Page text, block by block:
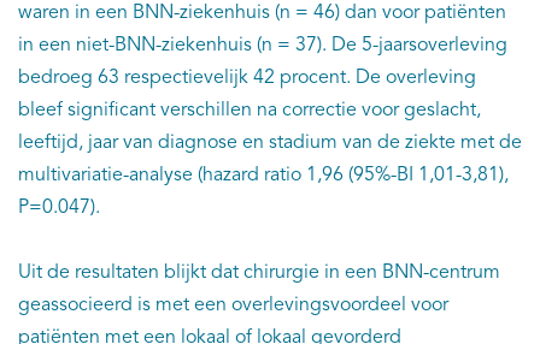
waren in een BNN-ziekenhuis (n = 46) dan voor patiënten
in een niet-BNN-ziekenhuis (n = 37). De 5-jaarsoverleving
bedroeg 63 respectievelijk 42 procent. De overleving
bleef significant verschillen na correctie voor geslacht,
leeftijd, jaar van diagnose en stadium van de ziekte met de
multivariatie-analyse (hazard ratio 1,96 (95%-BI 1,01-3,81),
P=0.047).
Uit de resultaten blijkt dat chirurgie in een BNN-centrum
geassocieerd is met een overlevingsvoordeel voor
patiënten met een lokaal of lokaal gevorderd